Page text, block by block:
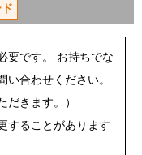
要です。 お持ちでな
い合わせください。
だきます。）
することがあります